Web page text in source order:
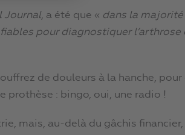
Journal, a été que « dans la majorité
pour diagnostiquer l’arthrose
de douleurs à la hanche,
prothèse : bingo, oui, une radio !
mais, au-delà du gâchis financier,